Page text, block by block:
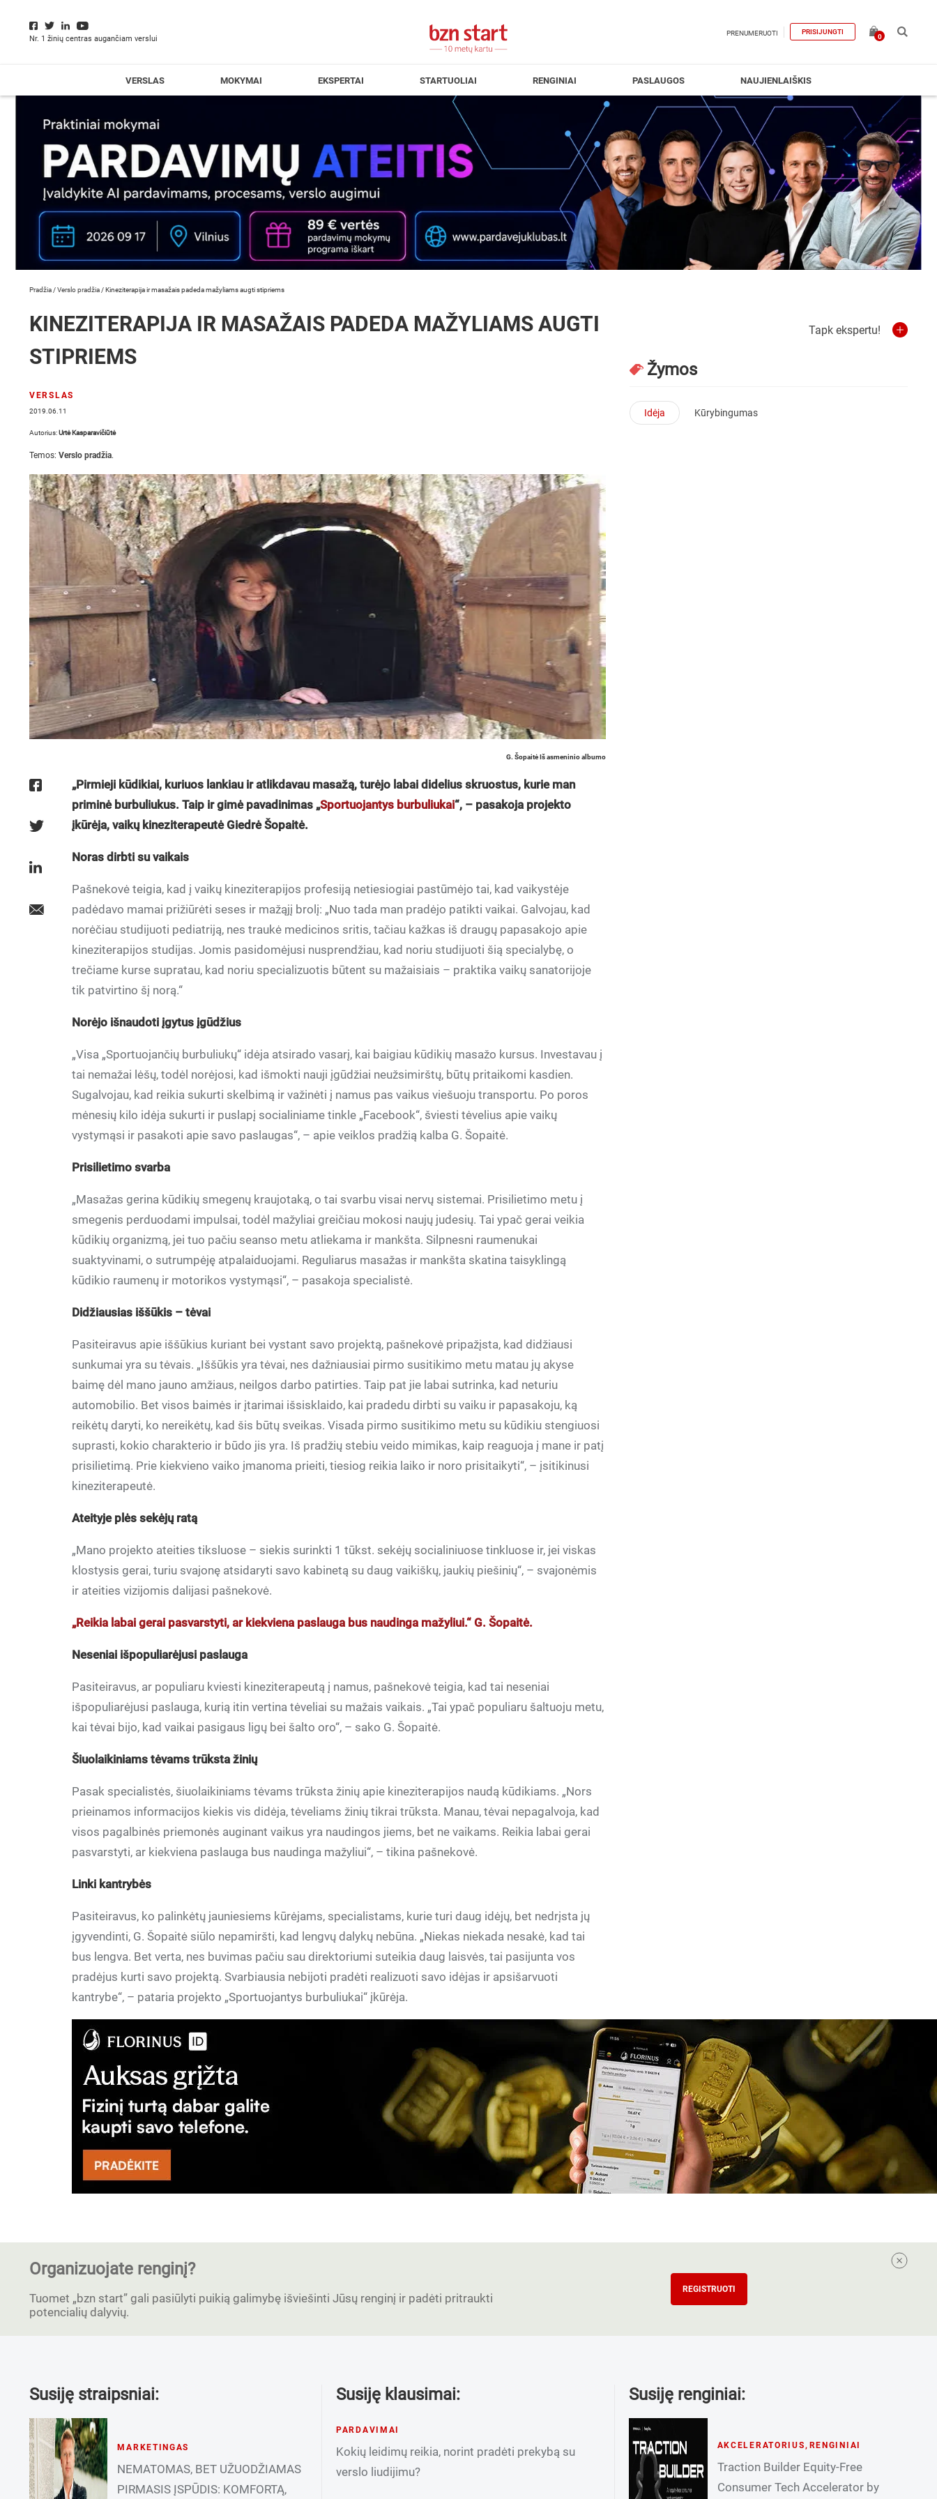
Nr. 1 žinių centras augančiam verslui
PRENUMERUOTI PRISIJUNGTI
0
VERSLAS MOKYMAI EKSPERTAI STARTUOLIAI RENGINIAI PASLAUGOS NAUJIENLAIŠKIS
Pradžia /Verslo pradžia /Kineziterapija ir masažais padeda mažyliams augti stipriems
KINEZITERAPIJA IR MASAŽAIS PADEDA MAŽYLIAMS AUGTI
STIPRIEMS
VERSLAS
2019.06.11
Autorius:Urtė Kasparavičiūtė
Temos: Verslo pradžia.
G. Šopaitė Iš asmeninio albumo
„Pirmieji kūdikiai, kuriuos lankiau ir atlikdavau masažą, turėjo labai didelius skruostus, kurie man
priminė burbuliukus. Taip ir gimė pavadinimas „Sportuojantys burbuliukai“, – pasakoja projekto
įkūrėja, vaikų kineziterapeutė Giedrė Šopaitė.
Noras dirbti su vaikais
Pašnekovė teigia, kad į vaikų kineziterapijos profesiją netiesiogiai pastūmėjo tai, kad vaikystėje
padėdavo mamai prižiūrėti seses ir mažąjį brolį: „Nuo tada man pradėjo patikti vaikai. Galvojau, kad
norėčiau studijuoti pediatriją, nes traukė medicinos sritis, tačiau kažkas iš draugų papasakojo apie
kineziterapijos studijas. Jomis pasidomėjusi nusprendžiau, kad noriu studijuoti šią specialybę, o
trečiame kurse supratau, kad noriu specializuotis būtent su mažaisiais – praktika vaikų sanatorijoje
tik patvirtino šį norą.“
Norėjo išnaudoti įgytus įgūdžius
„Visa „Sportuojančių burbuliukų“ idėja atsirado vasarį, kai baigiau kūdikių masažo kursus. Investavau į
tai nemažai lėšų, todėl norėjosi, kad išmokti nauji įgūdžiai neužsimirštų, būtų pritaikomi kasdien.
Sugalvojau, kad reikia sukurti skelbimą ir važinėti į namus pas vaikus viešuoju transportu. Po poros
mėnesių kilo idėja sukurti ir puslapį socialiniame tinkle „Facebook“, šviesti tėvelius apie vaikų
vystymąsi ir pasakoti apie savo paslaugas“, – apie veiklos pradžią kalba G. Šopaitė.
Prisilietimo svarba
„Masažas gerina kūdikių smegenų kraujotaką, o tai svarbu visai nervų sistemai. Prisilietimo metu į
smegenis perduodami impulsai, todėl mažyliai greičiau mokosi naujų judesių. Tai ypač gerai veikia
kūdikių organizmą, jei tuo pačiu seanso metu atliekama ir mankšta. Silpnesni raumenukai
suaktyvinami, o sutrumpėję atpalaiduojami. Reguliarus masažas ir mankšta skatina taisyklingą
kūdikio raumenų ir motorikos vystymąsi“, – pasakoja specialistė.
Didžiausias iššūkis – tėvai
Pasiteiravus apie iššūkius kuriant bei vystant savo projektą, pašnekovė pripažįsta, kad didžiausi
sunkumai yra su tėvais. „Iššūkis yra tėvai, nes dažniausiai pirmo susitikimo metu matau jų akyse
baimę dėl mano jauno amžiaus, neilgos darbo patirties. Taip pat jie labai sutrinka, kad neturiu
automobilio. Bet visos baimės ir įtarimai išsisklaido, kai pradedu dirbti su vaiku ir papasakoju, ką
reikėtų daryti, ko nereikėtų, kad šis būtų sveikas. Visada pirmo susitikimo metu su kūdikiu stengiuosi
suprasti, kokio charakterio ir būdo jis yra. Iš pradžių stebiu veido mimikas, kaip reaguoja į mane ir patį
prisilietimą. Prie kiekvieno vaiko įmanoma prieiti, tiesiog reikia laiko ir noro prisitaikyti“, – įsitikinusi
kineziterapeutė.
Ateityje plės sekėjų ratą
„Mano projekto ateities tiksluose – siekis surinkti 1 tūkst. sekėjų socialiniuose tinkluose ir, jei viskas
klostysis gerai, turiu svajonę atsidaryti savo kabinetą su daug vaikiškų, jaukių piešinių“, – svajonėmis
ir ateities vizijomis dalijasi pašnekovė.
„Reikia labai gerai pasvarstyti, ar kiekviena paslauga bus naudinga mažyliui.“ G. Šopaitė.
Neseniai išpopuliarėjusi paslauga
Pasiteiravus, ar populiaru kviesti kineziterapeutą į namus, pašnekovė teigia, kad tai neseniai
išpopuliarėjusi paslauga, kurią itin vertina tėveliai su mažais vaikais. „Tai ypač populiaru šaltuoju metu,
kai tėvai bijo, kad vaikai pasigaus ligų bei šalto oro“, – sako G. Šopaitė.
Šiuolaikiniams tėvams trūksta žinių
Pasak specialistės, šiuolaikiniams tėvams trūksta žinių apie kineziterapijos naudą kūdikiams. „Nors
prieinamos informacijos kiekis vis didėja, tėveliams žinių tikrai trūksta. Manau, tėvai nepagalvoja, kad
visos pagalbinės priemonės auginant vaikus yra naudingos jiems, bet ne vaikams. Reikia labai gerai
pasvarstyti, ar kiekviena paslauga bus naudinga mažyliui“, – tikina pašnekovė.
Linki kantrybės
Pasiteiravus, ko palinkėtų jauniesiems kūrėjams, specialistams, kurie turi daug idėjų, bet nedrįsta jų
įgyvendinti, G. Šopaitė siūlo nepamiršti, kad lengvų dalykų nebūna. „Niekas niekada nesakė, kad tai
bus lengva. Bet verta, nes buvimas pačiu sau direktoriumi suteikia daug laisvės, tai pasijunta vos
pradėjus kurti savo projektą. Svarbiausia nebijoti pradėti realizuoti savo idėjas ir apsišarvuoti
kantrybe“, – pataria projekto „Sportuojantys burbuliukai“ įkūrėja.
Tapk ekspertu!
Žymos
Idėja Kūrybingumas
Organizuojate renginį?
Tuomet „bzn start” gali pasiūlyti puikią galimybę išviešinti Jūsų renginį ir padėti pritraukti
potencialių dalyvių.
REGISTRUOTI
Susiję straipsniai:
MARKETINGAS
NEMATOMAS, BET UŽUODŽIAMAS
PIRMASIS ĮSPŪDIS: KOMFORTĄ,
Susiję klausimai:
PARDAVIMAI
Kokių leidimų reikia, norint pradėti prekybą su
verslo liudijimu?
Susiję renginiai:
AKCELERATORIUS , RENGINIAI
Traction Builder Equity-Free
Consumer Tech Accelerator by